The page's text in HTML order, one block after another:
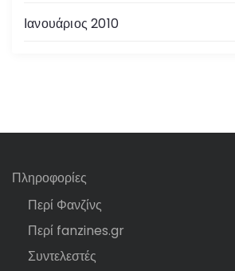
Ιανουάριος 2010
Πληροφορίες
Περί Φανζίνς
Περί fanzines.gr
Συντελεστές